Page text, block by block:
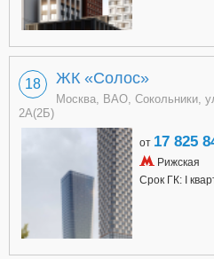
18 ЖК «Солос»
Москва, ВАО, Сокольники,
2А(2Б)
от 17 825
Рижская
Срок ГК: I